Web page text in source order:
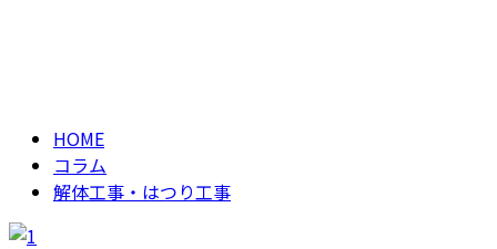
HOME
コラム
解体工事・はつり工事